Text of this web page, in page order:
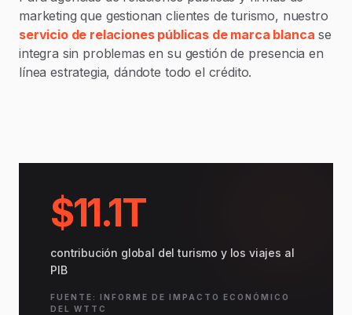
marketing que gestionan clientes de turismo, nuestro
servicio de relaciones públicas de marca blanca se
integra sin problemas en su gestión de presencia en
línea estrategia, dándote todo el crédito.
$11.1T
contribución global del turismo y los viajes al
PIB
FUENTE: INFORME DE IMPACTO ECONÓMICO
DEL WTTC